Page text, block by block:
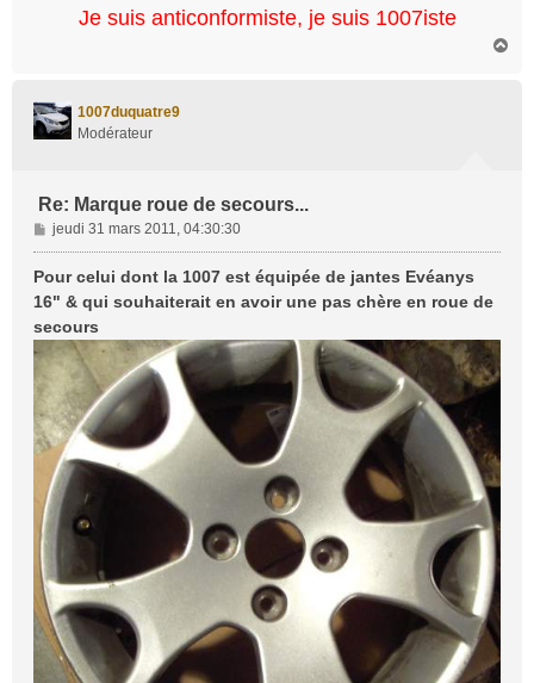
Je suis anticonformiste, je suis 1007iste
1007duquatre9
Modérateur
Re: Marque roue de secours...
M
e
a
g
e
jeudi 31 mars 2011, 04:30:30
Pour celui dont la 1007 est équipée de jantes Evéanys
16" & qui souhaiterait en avoir une pas chère en roue de
secours